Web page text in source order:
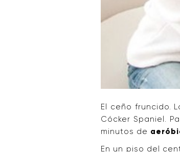
El ceño fruncido.
Cócker Spaniel.
minutos de
En un piso del